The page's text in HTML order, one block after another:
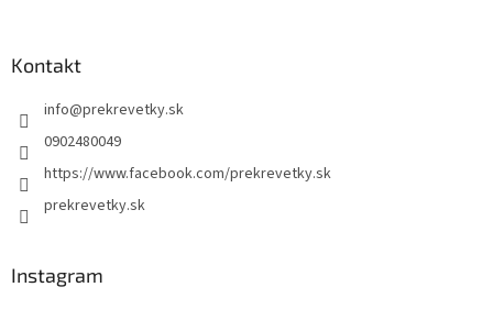
Kontakt
info@prekrevetky.sk
0902480049
https://www.facebook.com/prekrevetky.sk
prekrevetky.sk
Instagram